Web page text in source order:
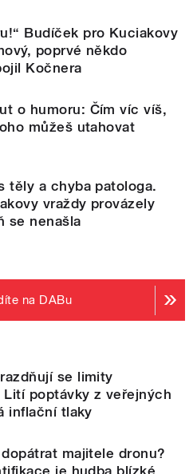
Budíček pro Kuciakovy
poprvé někdo
Kočnera
o humoru: Čím víc víš,
můžeš utahovat
těly a chyba patologa.
vraždy provázely
se nenašla
na DABu
se limity
Lití poptávky z veřejných
inflační tlaky
majitele dronu?